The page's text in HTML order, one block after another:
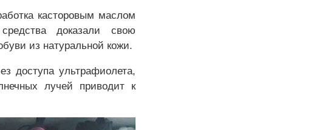
касторовым маслом
доказали свою
из натуральной кожи.
доступа ультрафиолета,
лучей приводит к